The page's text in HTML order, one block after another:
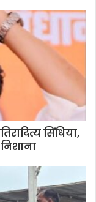
सिंधिया,